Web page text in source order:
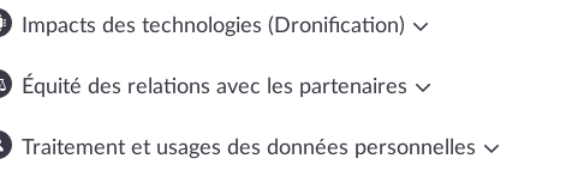
Impacts des technologies (Dronification)
Équité des relations avec les partenaires
Traitement et usages des données personnelles